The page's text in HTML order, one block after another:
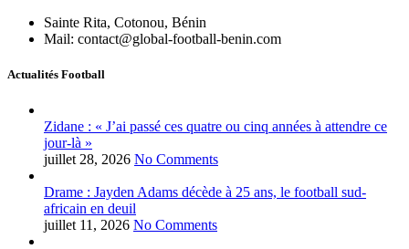
Sainte Rita, Cotonou, Bénin
Mail: contact@global-football-benin.com
Actualités Football
Zidane : « J’ai passé ces quatre ou cinq années à attendre ce
jour-là »
juillet 28, 2026 No Comments
Drame : Jayden Adams décède à 25 ans, le football sud-
africain en deuil
juillet 11, 2026 No Comments